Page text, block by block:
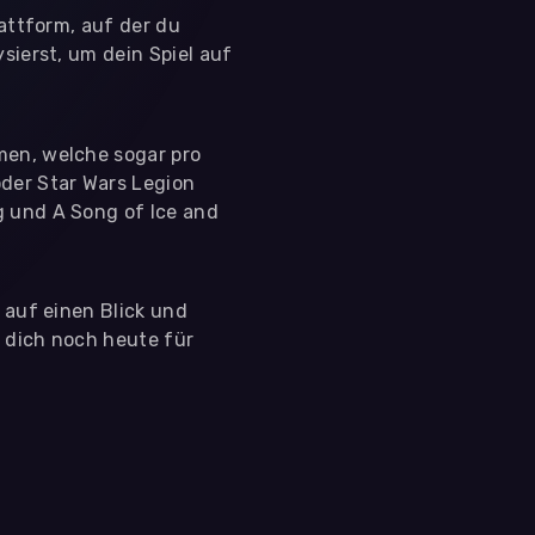
auf der du
um dein Spiel auf
welche sogar pro
Star Wars Legion
und A Song of Ice and
auf einen Blick und
dich noch heute für